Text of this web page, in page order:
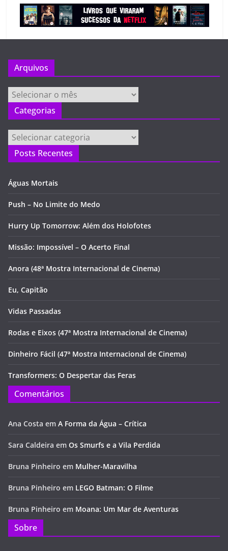
Arquivos
Arquivos
Categorias
Categorias
Posts Recentes
Águas Mortais
Push – No Limite do Medo
Hurry Up Tomorrow: Além dos Holofotes
Missão: Impossível – O Acerto Final
Anora (48ª Mostra Internacional de Cinema)
Eu, Capitão
Vidas Passadas
Rodas e Eixos (47ª Mostra Internacional de Cinema)
Dinheiro Fácil (47ª Mostra Internacional de Cinema)
Transformers: O Despertar das Feras
Comentários
Ana Costa em A Forma da Água – Crítica
Sara Caldeira em Os Smurfs e a Vila Perdida
Bruna Pinheiro em Mulher-Maravilha
Bruna Pinheiro em LEGO Batman: O Filme
Bruna Pinheiro em Moana: Um Mar de Aventuras
Sobre